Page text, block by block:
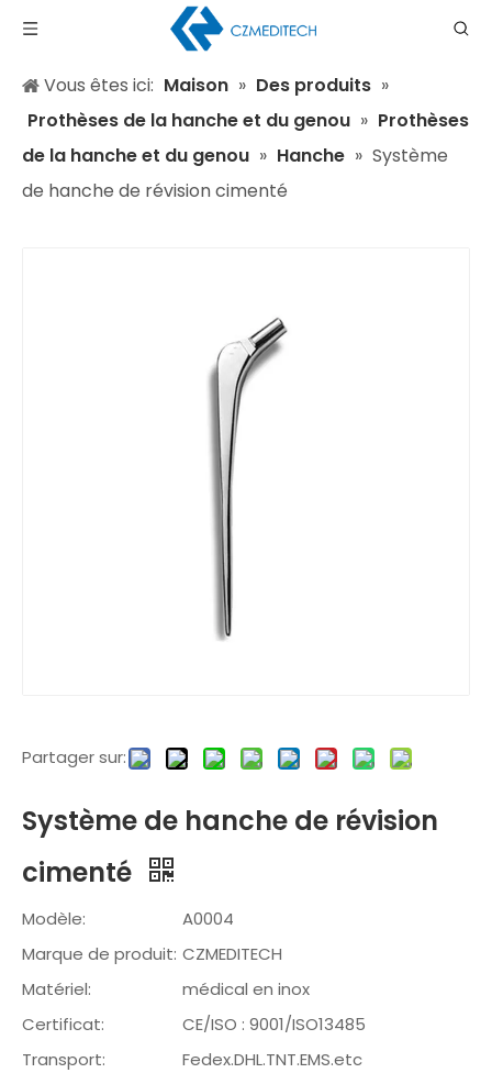
Vous êtes ici: Maison » Des produits »
Prothèses de la hanche et du genou » Prothèses
de la hanche et du genou » Hanche » Système
de hanche de révision cimenté
Partager sur:
Système de hanche de révision
cimenté
Modèle:
A0004
Marque de produit: CZMEDITECH
Matériel:
médical en inox
Certificat:
CE/ISO : 9001/ISO13485
Transport:
Fedex.DHL.TNT.EMS.etc